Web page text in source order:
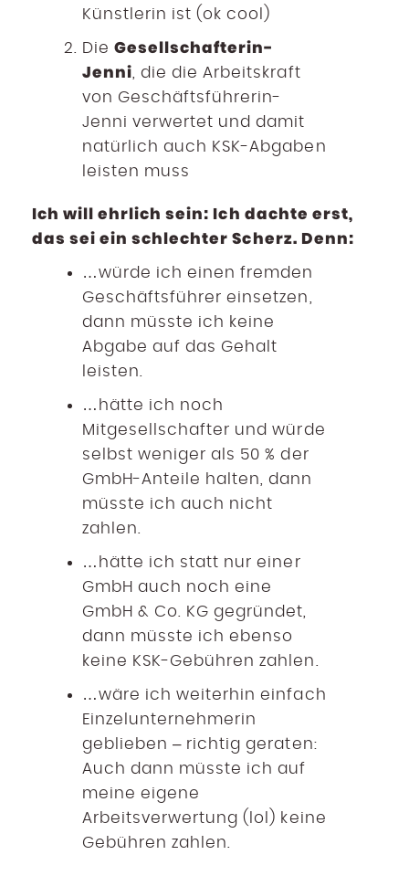
Künstlerin ist (ok cool)
DieGesellschafterin-
Jenni , die die Arbeitskraft
von Geschäftsführerin-
Jenni verwertet und damit
natürlich auch KSK-Abgaben
leisten muss
Ich will ehrlich sein: Ich dachte erst,
das sei ein schlechter Scherz. Denn:
…würde ich einen fremden
Geschäftsführer einsetzen,
dann müsste ich keine
Abgabe auf das Gehalt
leisten.
…hätte ich noch
Mitgesellschafter und würde
selbst weniger als 50 % der
GmbH-Anteile halten, dann
müsste ich auch nicht
zahlen.
…hätte ich statt nur einer
GmbH auch noch eine
GmbH & Co. KG gegründet,
dann müsste ich ebenso
keine KSK-Gebühren zahlen.
…wäre ich weiterhin einfach
Einzelunternehmerin
geblieben – richtig geraten:
Auch dann müsste ich auf
meine eigene
Arbeitsverwertung (lol) keine
Gebühren zahlen.